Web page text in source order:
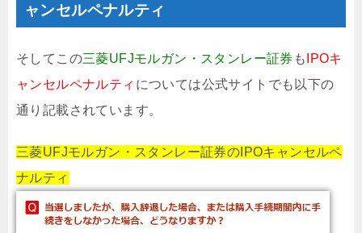
ャンセルペナルティ
そしてこの三菱UFJモルガン・スタンレー証券 も IPOキ
ャンセルペナルティ については公式サイトでも以下の
通り記載されています。
三菱UFJモルガン・スタンレー証券のIPOキャンセルペ
ナルティ